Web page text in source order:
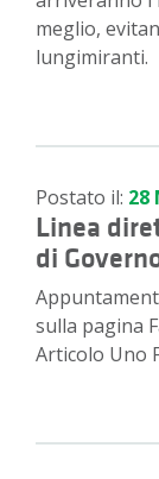
meglio,
lungimiranti.
Postato il: 28
Linea
di
sulla pagina
Articolo Uno